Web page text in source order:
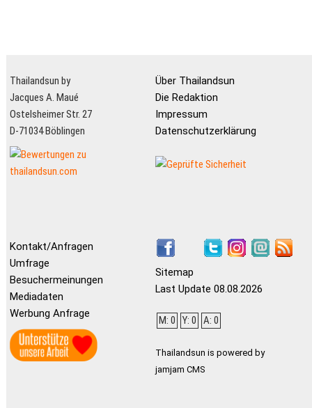
Thailandsun by
Jacques A. Maué
Ostelsheimer Str. 27
D-71034 Böblingen
Über Thailandsun
Die Redaktion
Impressum
Datenschutzerklärung
Kontakt/Anfragen
Umfrage
Besuchermeinungen
Mediadaten
Werbung Anfrage
Sitemap
Last Update 08.08.2026
M: 0 Y: 0 A: 0
Thailandsun is powered by
jamjam CMS